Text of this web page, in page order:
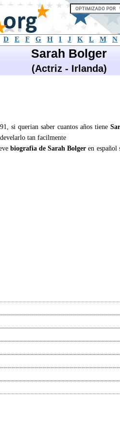
D E F G H I J K L M N
Sarah Bolger
(Actriz - Irlanda)
si querian saber cuantos años tiene
tan facilmente
biografia de Sarah Bolger en español